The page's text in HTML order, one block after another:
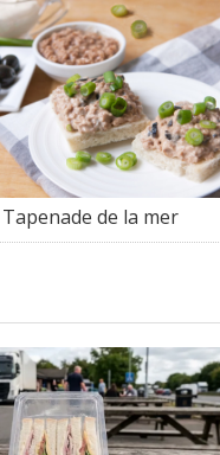
Tapenade de la mer